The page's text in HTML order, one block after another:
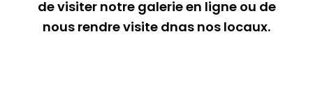
de visiter notre galerie en ligne ou de
nous rendre visite dnas nos locaux.